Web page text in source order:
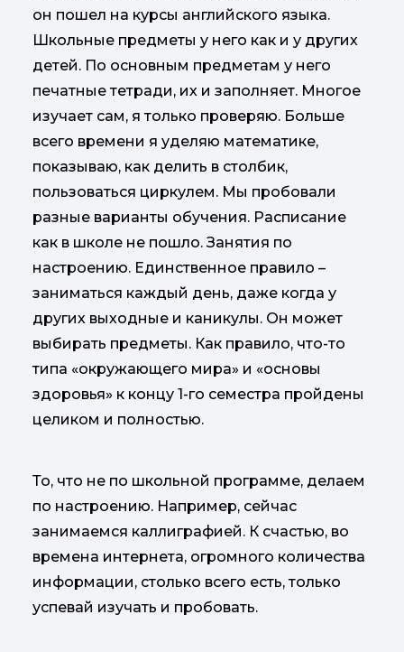
он пошел на курсы английского языка.
Школьные предметы у него как и у других
детей. По основным предметам у него
печатные тетради, их и заполняет. Многое
изучает сам, я только проверяю. Больше
всего времени я уделяю математике,
показываю, как делить в столбик,
пользоваться циркулем. Мы пробовали
разные варианты обучения. Расписание
как в школе не пошло. Занятия по
настроению. Единственное правило –
заниматься каждый день, даже когда у
других выходные и каникулы. Он может
выбирать предметы. Как правило, что-то
типа «окружающего мира» и «основы
здоровья» к концу 1-го семестра пройдены
целиком и полностью.
То, что не по школьной программе, делаем
по настроению. Например, сейчас
занимаемся каллиграфией. К счастью, во
времена интернета, огромного количества
информации, столько всего есть, только
успевай изучать и пробовать.